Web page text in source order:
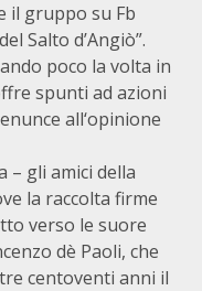
il gruppo su Fb
Salto d’Angiò”.
poco la volta in
spunti ad azioni
all‘opinione
– gli amici della
la raccolta firme
verso le suore
dè Paoli, che
centoventi anni il